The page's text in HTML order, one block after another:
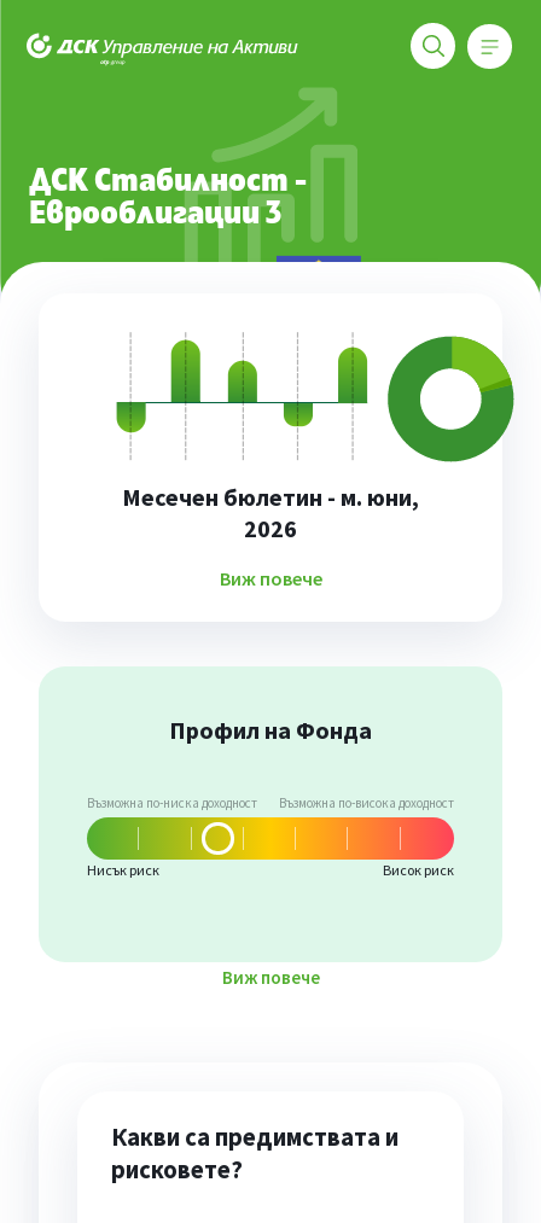
ДСК Стабилност - Еврооблигации 3
ДСК Стабилност -
Еврооблигации 3
Месечен бюлетин - м. юни,
2026
Виж повече
Профил на Фонда
Възможна по-ниска доходност Възможна по-висока доходност
Нисък риск Висок риск
Виж повече
Какви са предимствата и
рисковете?